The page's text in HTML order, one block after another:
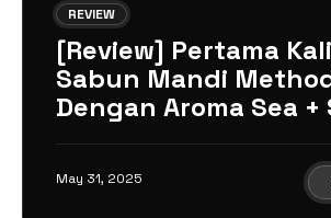
REVIEW
[Review] Pertama
Sabun Mandi
Dengan Aroma Sea
May 31, 2025